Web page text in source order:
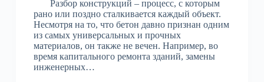
Разбор конструкций – процесс, с которым
рано или поздно сталкивается каждый объект.
Несмотря на то, что бетон давно признан одним
из самых универсальных и прочных
материалов, он также не вечен. Например, во
время капитального ремонта зданий, замены
инженерных…